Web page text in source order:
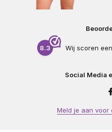
8.3 Wij scoren een
Social Media
Meld je aan